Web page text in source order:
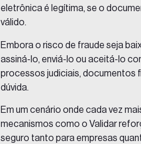
eletrônica é legítima, se o
válido.
Embora o risco de fraude seja
assiná-lo, enviá-lo ou aceitá-lo
processos judiciais, documentos
dúvida.
Em um cenário onde cada vez
mecanismos como o Validar
seguro tanto para empresas